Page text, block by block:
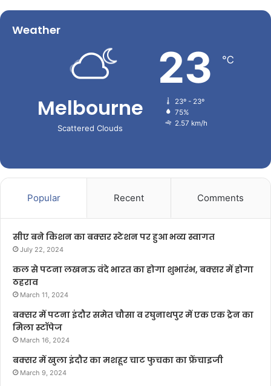
Weather
Melbourne
Scattered Clouds
23 ℃
23º - 23º
75%
2.57 km/h
Popular Recent Comments
सीए बने किशन का बक्सर स्टेशन पर हुआ भव्य स्वागत
July 22, 2024
कल से पटना लखनऊ वंदे भारत का होगा शुभारंभ, बक्सर में होगा
ठहराव
March 11, 2024
बक्सर में पटना इंदौर समेत चौसा व रघुनाथपुर में एक एक ट्रेन का
मिला स्टॉपेज
March 16, 2024
बक्सर में खुला इंदौर का मशहूर चाट फुचका का फ्रेंचाइजी
March 9, 2024